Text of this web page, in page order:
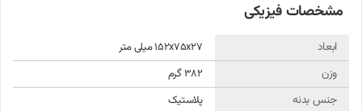
دیجی کلبه
مشخصات فیزیکی
ابعاد 152x75x27 میلی متر
وزن 382 گرم
جنس بدنه پلاستیک